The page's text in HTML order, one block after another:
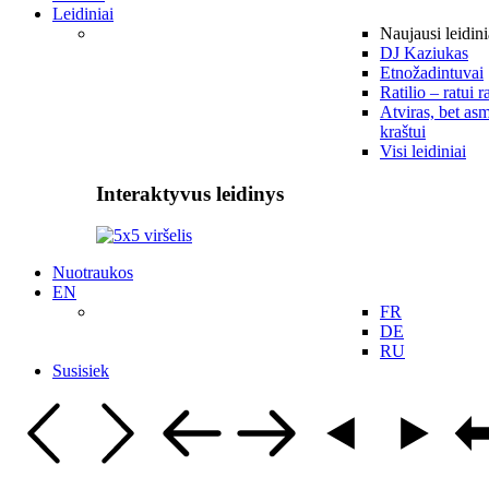
Leidiniai
Naujausi
DJ Kaziukas
Etnožadintuvai
Ratilio – ratui
Atviras, bet
kraštui
Visi leidiniai
Interaktyvus leidinys
Nuotraukos
EN
FR
DE
RU
Susisiek